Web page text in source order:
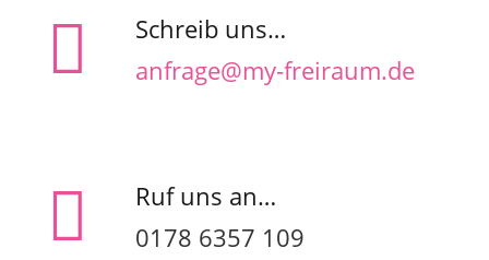
Schreib uns…
anfrage@my-freiraum.de
Ruf uns an…
0178 6357 109